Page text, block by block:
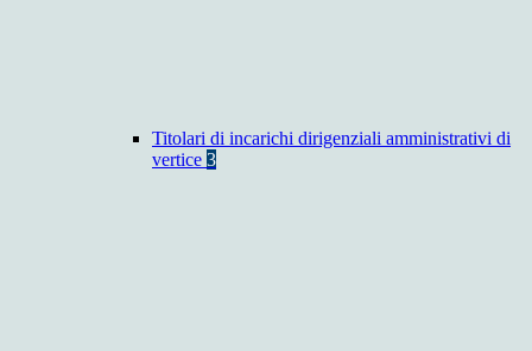
Titolari di incarichi dirigenziali amministrativi di
vertice 3